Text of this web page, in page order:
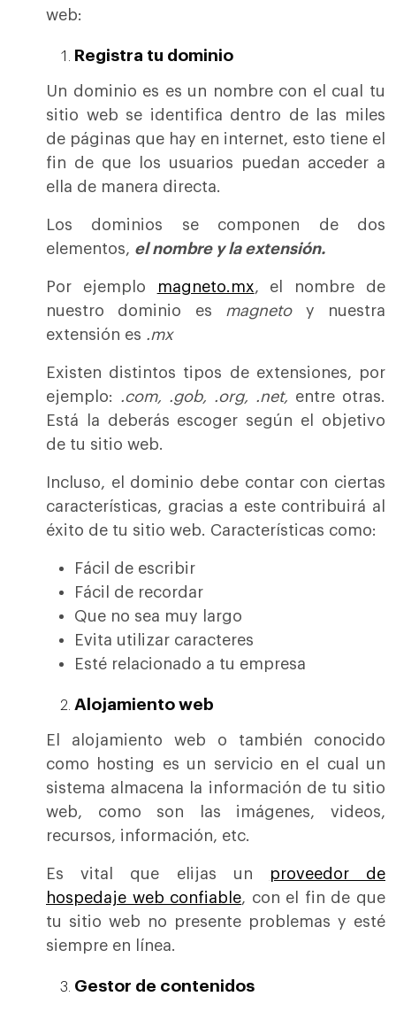
web:
Registra tu dominio
Un dominio es es un nombre con el cual tu
sitio web se identifica dentro de las miles
de páginas que hay en internet, esto tiene el
fin de que los usuarios puedan acceder a
ella de manera directa.
Los dominios se componen de dos
elementos, el nombre y la extensión.
Por ejemplo magneto.mx, el nombre de
nuestro dominio es magnetoy nuestra
extensión es .mx
Existen distintos tipos de extensiones, por
ejemplo: .com, .gob, .org, .net, entre otras.
Está la deberás escoger según el objetivo
de tu sitio web.
Incluso, el dominio debe contar con ciertas
características, gracias a este contribuirá al
éxito de tu sitio web. Características como:
Fácil de escribir
Fácil de recordar
Que no sea muy largo
Evita utilizar caracteres
Esté relacionado a tu empresa
Alojamiento web
El alojamiento web o también conocido
como hosting es un servicio en el cual un
sistema almacena la información de tu sitio
web, como son las imágenes, videos,
recursos, información, etc.
Es vital que elijas un
proveedor de
hospedaje web confiable, con el fin de que
tu sitio web no presente problemas y esté
siempre en línea.
Gestor de contenidos